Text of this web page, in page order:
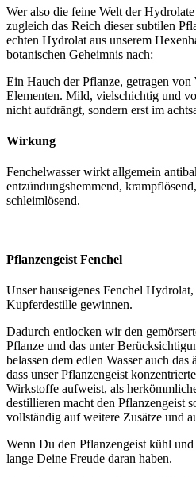
Wer also die feine Welt der
zugleich das Reich dieser subtilen
echten Hydrolat aus unserem
botanischen Geheimnis nach:
Ein Hauch der Pflanze, getragen von
Elementen. Mild, vielschichtig und
nicht aufdrängt, sondern erst im
Wirkung
Fenchelwasser wirkt allgemein
entzündungshemmend,
schleimlösend.
Pflanzengeist Fenchel
Unser hauseigenes Fenchel
Kupferdestille gewinnen.
Dadurch entlocken wir den
Pflanze und das unter
belassen dem edlen Wasser auch
dass unser Pflanzengeist
Wirkstoffe aufweist, als
destillieren macht den Pflanzengeist
vollständig auf weitere Zusätze und
Wenn Du den Pflanzengeist kühl
lange Deine Freude daran haben.